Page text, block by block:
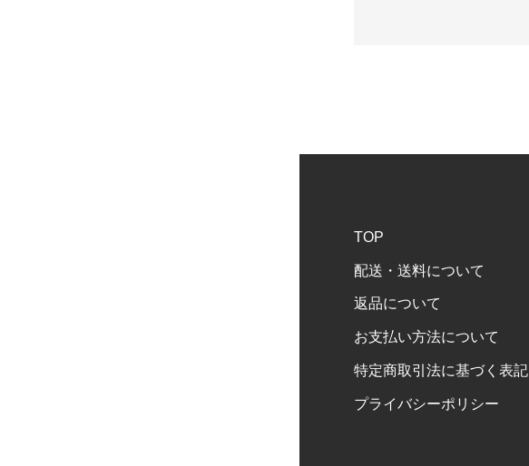
TOP
配送・送料について
返品について
お支払い方法について
特定商取引法に基づく表記
プライバシーポリシー